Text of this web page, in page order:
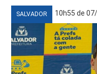
SALVADOR 10h55 de